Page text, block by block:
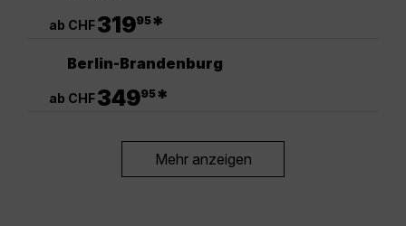
ab CHF31995*
Berlin-Brandenburg
ab CHF34995*
Mehr anzeigen